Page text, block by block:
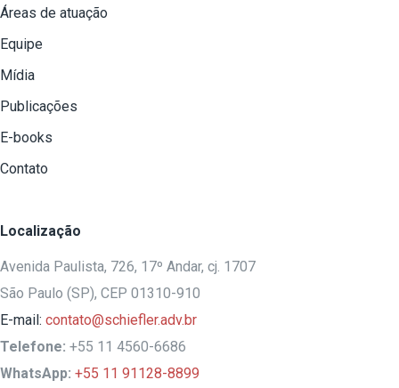
Áreas de atuação
Equipe
Mídia
Publicações
E-books
Contato
Localização
Avenida Paulista, 726, 17º Andar, cj. 1707
São Paulo (SP), CEP 01310-910
E-mail: contato@schiefler.adv.br
Telefone: +55 11 4560-6686
WhatsApp: +55 11 91128-8899